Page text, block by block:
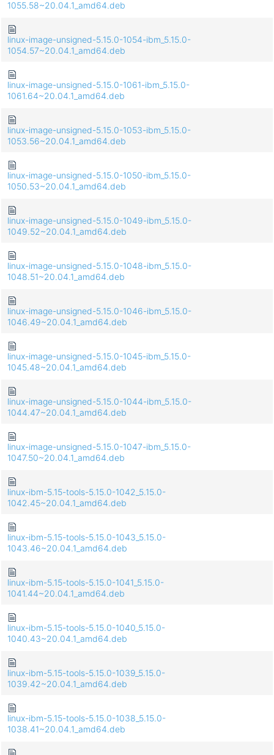
1055.58~20.04.1_amd64.deb
linux-image-unsigned-5.15.0-1054-ibm_5.15.0-
1054.57~20.04.1_amd64.deb
linux-image-unsigned-5.15.0-1061-ibm_5.15.0-
1061.64~20.04.1_amd64.deb
linux-image-unsigned-5.15.0-1053-ibm_5.15.0-
1053.56~20.04.1_amd64.deb
linux-image-unsigned-5.15.0-1050-ibm_5.15.0-
1050.53~20.04.1_amd64.deb
linux-image-unsigned-5.15.0-1049-ibm_5.15.0-
1049.52~20.04.1_amd64.deb
linux-image-unsigned-5.15.0-1048-ibm_5.15.0-
1048.51~20.04.1_amd64.deb
linux-image-unsigned-5.15.0-1046-ibm_5.15.0-
1046.49~20.04.1_amd64.deb
linux-image-unsigned-5.15.0-1045-ibm_5.15.0-
1045.48~20.04.1_amd64.deb
linux-image-unsigned-5.15.0-1044-ibm_5.15.0-
1044.47~20.04.1_amd64.deb
linux-image-unsigned-5.15.0-1047-ibm_5.15.0-
1047.50~20.04.1_amd64.deb
linux-ibm-5.15-tools-5.15.0-1042_5.15.0-
1042.45~20.04.1_amd64.deb
linux-ibm-5.15-tools-5.15.0-1043_5.15.0-
1043.46~20.04.1_amd64.deb
linux-ibm-5.15-tools-5.15.0-1041_5.15.0-
1041.44~20.04.1_amd64.deb
linux-ibm-5.15-tools-5.15.0-1040_5.15.0-
1040.43~20.04.1_amd64.deb
linux-ibm-5.15-tools-5.15.0-1039_5.15.0-
1039.42~20.04.1_amd64.deb
linux-ibm-5.15-tools-5.15.0-1038_5.15.0-
1038.41~20.04.1_amd64.deb